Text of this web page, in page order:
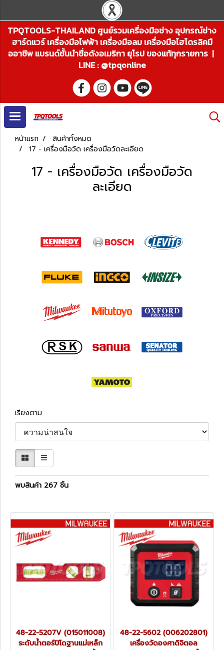
TPQTOOLS-THAILAND ศูนย์รวมเครื่องมือช่าง อุปกรณ์ช่าง
ฮาร์ดแวร์ เครื่องมือไฟฟ้า เครื่องมือลม เครื่องมือไฮโดรลิคมื
ออาชีพ แบรนด์ชั้นนำชื่อดังอเมริกา ยุโรป ของแท้ทุกรายการ |
LINE : @tpqonline
หน้าแรก
สินค้าทั้งหมด
17 - เครื่องมือวัด เครื่องมือวัดละเอียด
17 - เครื่องมือวัด เครื่องมือวัด
ละเอียด
เรียงตาม
พบสินค้า 267 ชิ้น
48-22-5207V (015011008)
ระดับน้ำตอร์ปิโดฐานแม่เหล็ก
48-22-5602 (006202801)
เครื่องวัดองศาดิจิตอล